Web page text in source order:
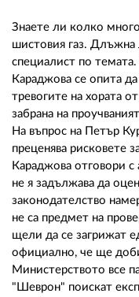
Знаете ли колко
шистовия газ. Длъжна
специалист по
Караджова се опита
тревогите на хората
забрана на
На въпрос на Петър
преценява рисковете
Караджова отговори с
не я задължава да
законодателство
не са предмет на
щели да се загрижат
официално, че ще
Министерството все
"Шеврон" поискат